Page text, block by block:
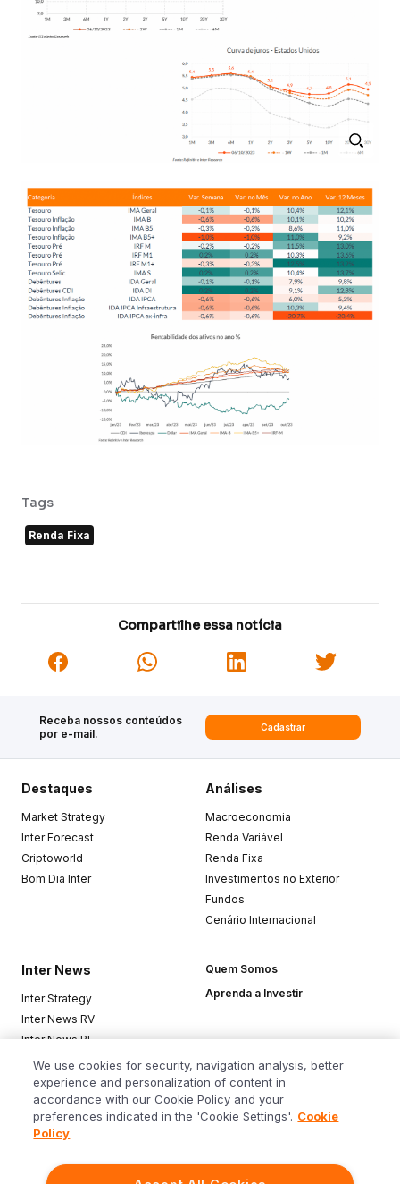
Tags
Renda Fixa
Compartilhe essa notícia
Receba nossos conteúdos
por e-mail.
Cadastrar
Destaques
Market Strategy
Inter Forecast
Criptoworld
Bom Dia Inter
Análises
Macroeconomia
Renda Variável
Renda Fixa
Investimentos no Exterior
Fundos
Cenário Internacional
Inter News
Inter Strategy
Inter News RV
Inter News RF
Top Funds
Quem Somos
Aprenda a Investir
Baixe o app
We use cookies for security, navigation analysis, better
experience and personalization of content in
accordance with our Cookie Policy and your
preferences indicated in the 'Cookie Settings'. Cookie
Policy